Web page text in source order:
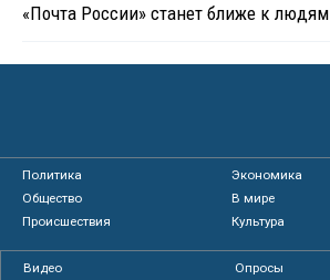
«Почта России» станет ближе к людям
Политика
Экономика
Общество
В мире
Происшествия
Культура
Видео
Опросы